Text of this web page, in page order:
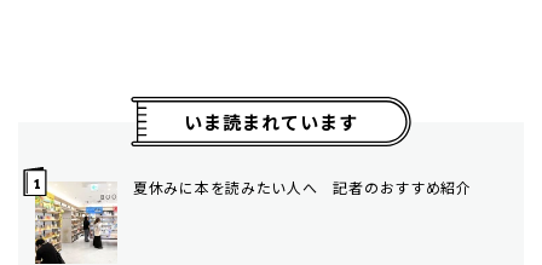
いま読まれています
夏休みに本を読みたい人へ 記者のおすすめ紹介